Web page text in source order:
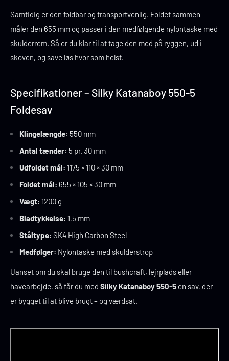
Samtidig er den foldbar og transportvenlig. Foldet sammen
måler den 655 mm og passer i den medfølgende nylontaske med
skulderrem. Så er du klar til at tage den med på ryggen, ud i
skoven, og save løs hvor som helst.
Specifikationer – Silky Katanaboy 550-5
Foldesav
Klingelængde: 550 mm
Antal tænder: 5 pr. 30 mm
Udfoldet mål: 1175 × 110 × 30 mm
Foldet mål: 655 × 105 × 30 mm
Vægt: 1200 g
Bladtykkelse: 1,5 mm
Ståltype: SK4 High Carbon Steel
Medfølger: Nylontaske med skulderstrop
Uanset om du skal bruge den til bushcraft, lejrplads eller
havearbejde, så får du med Silky Katanaboy 550-5 en sav, der
er bygget til at blive brugt – og værdsat.